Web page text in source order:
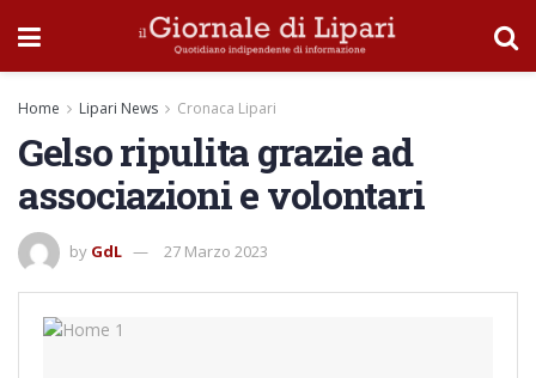
Home Lipari News Cronaca Lipari
Gelso ripulita grazie ad
associazioni e volontari
by GdL 27 Marzo 2023